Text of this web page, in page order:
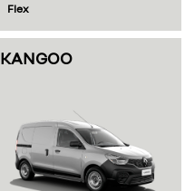
Flex
KANGOO